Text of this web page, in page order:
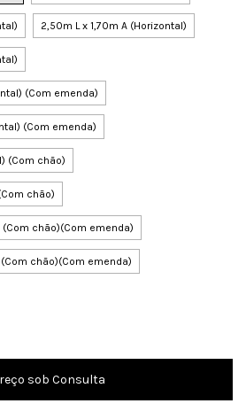
2,50m L x 1,70m A (Horizontal)
(Com emenda)
(Com emenda)
(Com chão)
chão)
chão)(Com emenda)
chão)(Com emenda)